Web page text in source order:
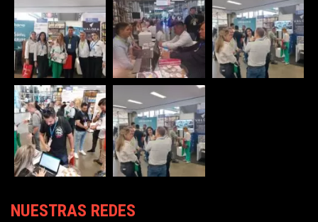
NUESTRAS REDES